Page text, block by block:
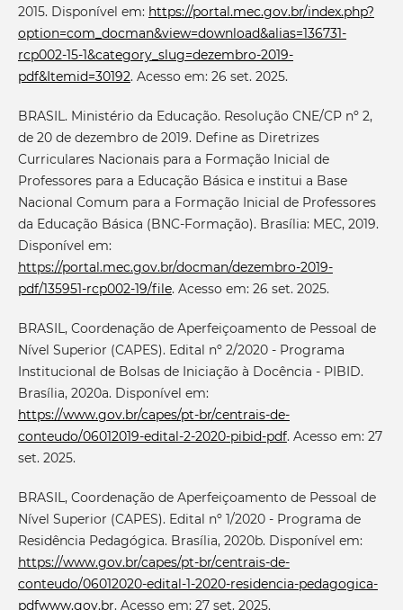
2015. Disponível em: https://portal.mec.gov.br/index.php?
option=com_docman&view=download&alias=136731-
rcp002-15-1&category_slug=dezembro-2019-
pdf&Itemid=30192. Acesso em: 26 set. 2025.
BRASIL. Ministério da Educação. Resolução CNE/CP nº 2,
de 20 de dezembro de 2019. Define as Diretrizes
Curriculares Nacionais para a Formação Inicial de
Professores para a Educação Básica e institui a Base
Nacional Comum para a Formação Inicial de Professores
da Educação Básica (BNC-Formação). Brasília: MEC, 2019.
Disponível em:
https://portal.mec.gov.br/docman/dezembro-2019-
pdf/135951-rcp002-19/file. Acesso em: 26 set. 2025.
BRASIL, Coordenação de Aperfeiçoamento de Pessoal de
Nível Superior (CAPES). Edital nº 2/2020 - Programa
Institucional de Bolsas de Iniciação à Docência - PIBID.
Brasília, 2020a. Disponível em:
https://www.gov.br/capes/pt-br/centrais-de-
conteudo/06012019-edital-2-2020-pibid-pdf. Acesso em: 27
set. 2025.
BRASIL, Coordenação de Aperfeiçoamento de Pessoal de
Nível Superior (CAPES). Edital nº 1/2020 - Programa de
Residência Pedagógica. Brasília, 2020b. Disponível em:
https://www.gov.br/capes/pt-br/centrais-de-
conteudo/06012020-edital-1-2020-residencia-pedagogica-
pdfwww.gov.br. Acesso em: 27 set. 2025.